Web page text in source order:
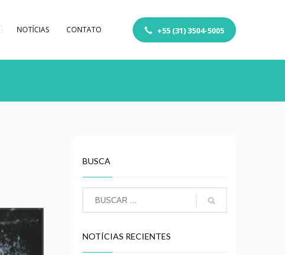
NOTÍCIAS CONTATO +55 (31) 3504-5005
BUSCA
NOTÍCIAS RECIENTES